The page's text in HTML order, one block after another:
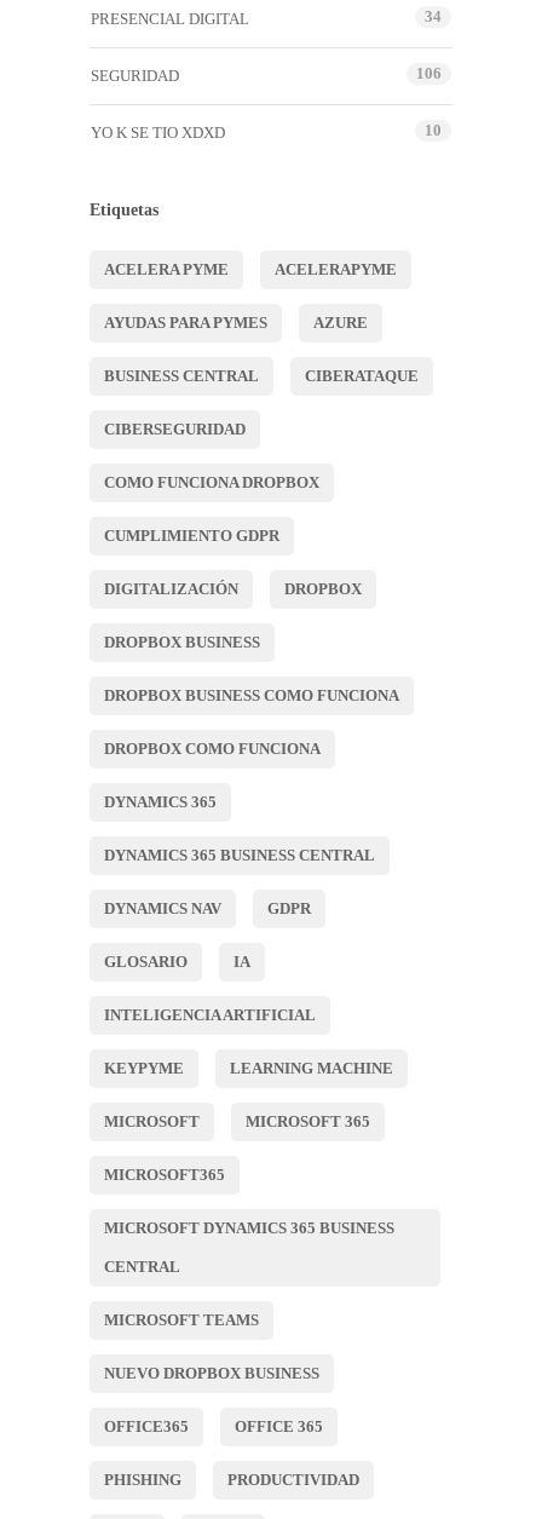
PRESENCIAL DIGITAL 34
SEGURIDAD 106
YO K SE TIO XDXD 10
Etiquetas
ACELERA PYME ACELERAPYME
AYUDAS PARA PYMES AZURE
BUSINESS CENTRAL CIBERATAQUE
CIBERSEGURIDAD
COMO FUNCIONA DROPBOX
CUMPLIMIENTO GDPR
DIGITALIZACIÓN DROPBOX
DROPBOX BUSINESS
DROPBOX BUSINESS COMO FUNCIONA
DROPBOX COMO FUNCIONA
DYNAMICS 365
DYNAMICS 365 BUSINESS CENTRAL
DYNAMICS NAV GDPR
GLOSARIO IA
INTELIGENCIA ARTIFICIAL
KEYPYME LEARNING MACHINE
MICROSOFT MICROSOFT 365
MICROSOFT365
MICROSOFT DYNAMICS 365 BUSINESS
CENTRAL
MICROSOFT TEAMS
NUEVO DROPBOX BUSINESS
OFFICE365 OFFICE 365
PHISHING PRODUCTIVIDAD